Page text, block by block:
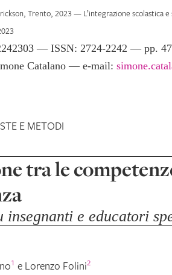
Trento, 2023— L’integrazione scolastica e
— ISSN: 2724-2242 — pp. 47
Catalano — e-mail:
E METODI
tra le
insegnanti e educatori
1 e Lorenzo Folini2